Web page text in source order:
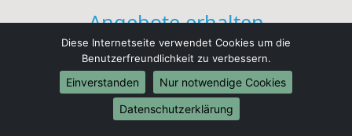
Angebote erhalten
Kostenlose Angebote erhalten
Diese Internetseite verwendet Cookies um die
Benutzerfreundlichkeit zu verbessern.
Einverstanden
Nur notwendige Cookies
Datenschutzerklärung